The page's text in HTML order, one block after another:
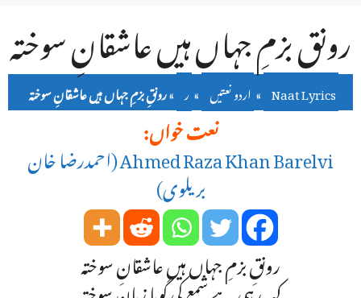
رونقِ بزمِ جہاں ہیں عاشقانِ سوختہ
Naat Lyrics
»اردو نعتیں »ر »رونقِ بزمِ جہاں ہیں عاشقانِ سوختہ
نعت خواں:
Ahmed Raza Khan Barelvi (احمدرضا خان
بریلوی)
رونقِ بزمِ جہاں ہیں عاشقانِ سوختہ